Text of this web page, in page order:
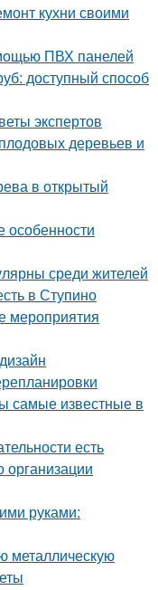
кухни своими
ПВХ панелей
доступный способ
экспертов
деревьев и
в открытый
особенности
среди жителей
в Ступино
мероприятия
самые известные в
есть
руками:
металлическую